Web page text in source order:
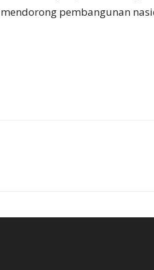
pembangunan